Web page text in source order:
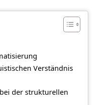
Verständnis
der strukturellen